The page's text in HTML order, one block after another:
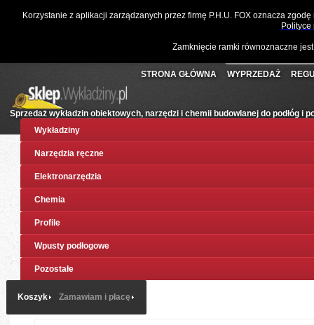
Korzystanie z aplikacji zarządzanych przez firmę P.H.U. FOX oznacza
Zamknięcie ramki równoznaczne
Sprzedaż wykładzin obiektowych, narzędzi i chemii budowlanej do podłóg i
☎061 811 10 03 📧sklep@wykladziny.pl
Twoje konto
STRONA GŁÓWNA WYPRZEDAŻ
Wykładziny
Narzędzia ręczne
Elektronarzędzia
Chemia
Profile
Wpusty podłogowe
Pozostałe
Waluta:
Polski
Koszyk Zamawiam i płacę